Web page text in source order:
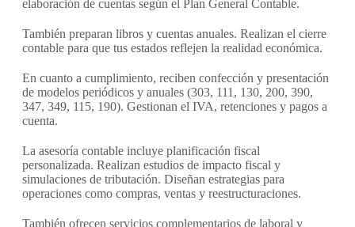
elaboración de cuentas según el Plan General Contable.
También preparan libros y cuentas anuales. Realizan el cierre
contable para que tus estados reflejen la realidad económica.
En cuanto a cumplimiento, reciben confección y presentación
de modelos periódicos y anuales (303, 111, 130, 200, 390,
347, 349, 115, 190). Gestionan el IVA, retenciones y pagos a
cuenta.
La asesoría contable incluye planificación fiscal
personalizada. Realizan estudios de impacto fiscal y
simulaciones de tributación. Diseñan estrategias para
operaciones como compras, ventas y reestructuraciones.
También ofrecen servicios complementarios de laboral y